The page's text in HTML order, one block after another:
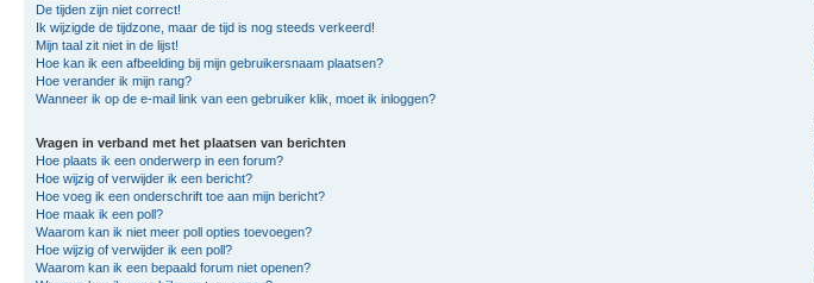
De tijden zijn niet correct!
Ik wijzigde de tijdzone, maar de tijd is nog steeds verkeerd!
Mijn taal zit niet in de lijst!
Hoe kan ik een afbeelding bij mijn gebruikersnaam plaatsen?
Hoe verander ik mijn rang?
Wanneer ik op de e-mail link van een gebruiker klik, moet ik inloggen?
Vragen in verband met het plaatsen van berichten
Hoe plaats ik een onderwerp in een forum?
Hoe wijzig of verwijder ik een bericht?
Hoe voeg ik een onderschrift toe aan mijn bericht?
Hoe maak ik een poll?
Waarom kan ik niet meer poll opties toevoegen?
Hoe wijzig of verwijder ik een poll?
Waarom kan ik een bepaald forum niet openen?